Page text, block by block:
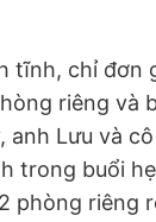
tĩnh, chỉ đơn
riêng và
anh Lưu và
trong buổi
phòng riêng